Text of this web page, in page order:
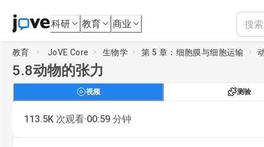
科研 教育 商业
教育 JoVE Core 生物学 第 5 章：细胞膜与细胞运输
5.8动物的张力
视频 测验
113.5K 次观看·00:59 分钟